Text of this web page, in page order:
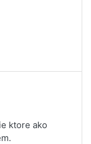
ktore ako